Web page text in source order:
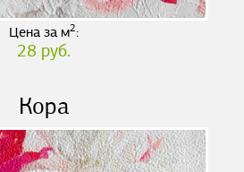
Цена за м2:
28 руб.
Кора